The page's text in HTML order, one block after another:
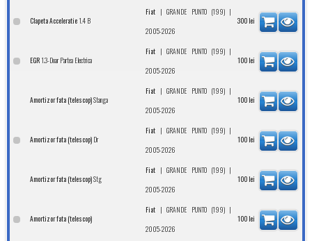
Clapeta Acceleratie 1.4 B
Fiat |GRANDE PUNTO (199) |
2005-2026
300 lei
EGR 1.3-Doar Partea Electrica
Fiat |GRANDE PUNTO (199) |
2005-2026
100 lei
Amortizor fata (telescop)Stanga
Fiat |GRANDE PUNTO (199) |
2005-2026
100 lei
Amortizor fata (telescop) Dr
Fiat |GRANDE PUNTO (199) |
2005-2026
100 lei
Amortizor fata (telescop)Stg
Fiat |GRANDE PUNTO (199) |
2005-2026
100 lei
Amortizor fata (telescop)
Fiat |GRANDE PUNTO (199) |
2005-2026
100 lei